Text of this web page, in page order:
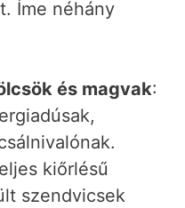
Íme néhány
és magvak:
kiőrlésű
szendvicsek